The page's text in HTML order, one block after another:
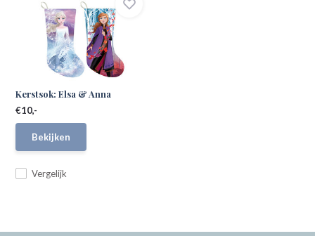
Kerstsok: Elsa & Anna
Vergelijk
€10,-
Bekijken